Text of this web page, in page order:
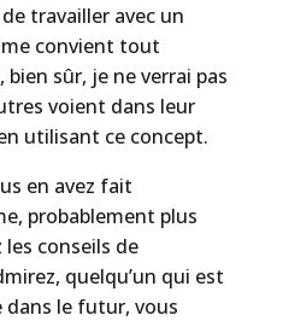
travailler avec un
convient tout
sûr, je ne verrai pas
voient dans leur
utilisant ce concept.
en avez fait
probablement plus
les conseils de
quelqu’un qui est
dans le futur, vous